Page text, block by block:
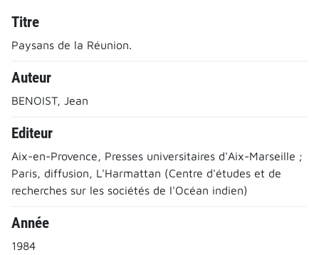
Titre
Paysans de la Réunion.
Auteur
BENOIST, Jean
Editeur
Aix-en-Provence, Presses universitaires d'Aix-Marseille ;
Paris, diffusion, L'Harmattan (Centre d'études et de
recherches sur les sociétés de l'Océan indien)
Année
1984